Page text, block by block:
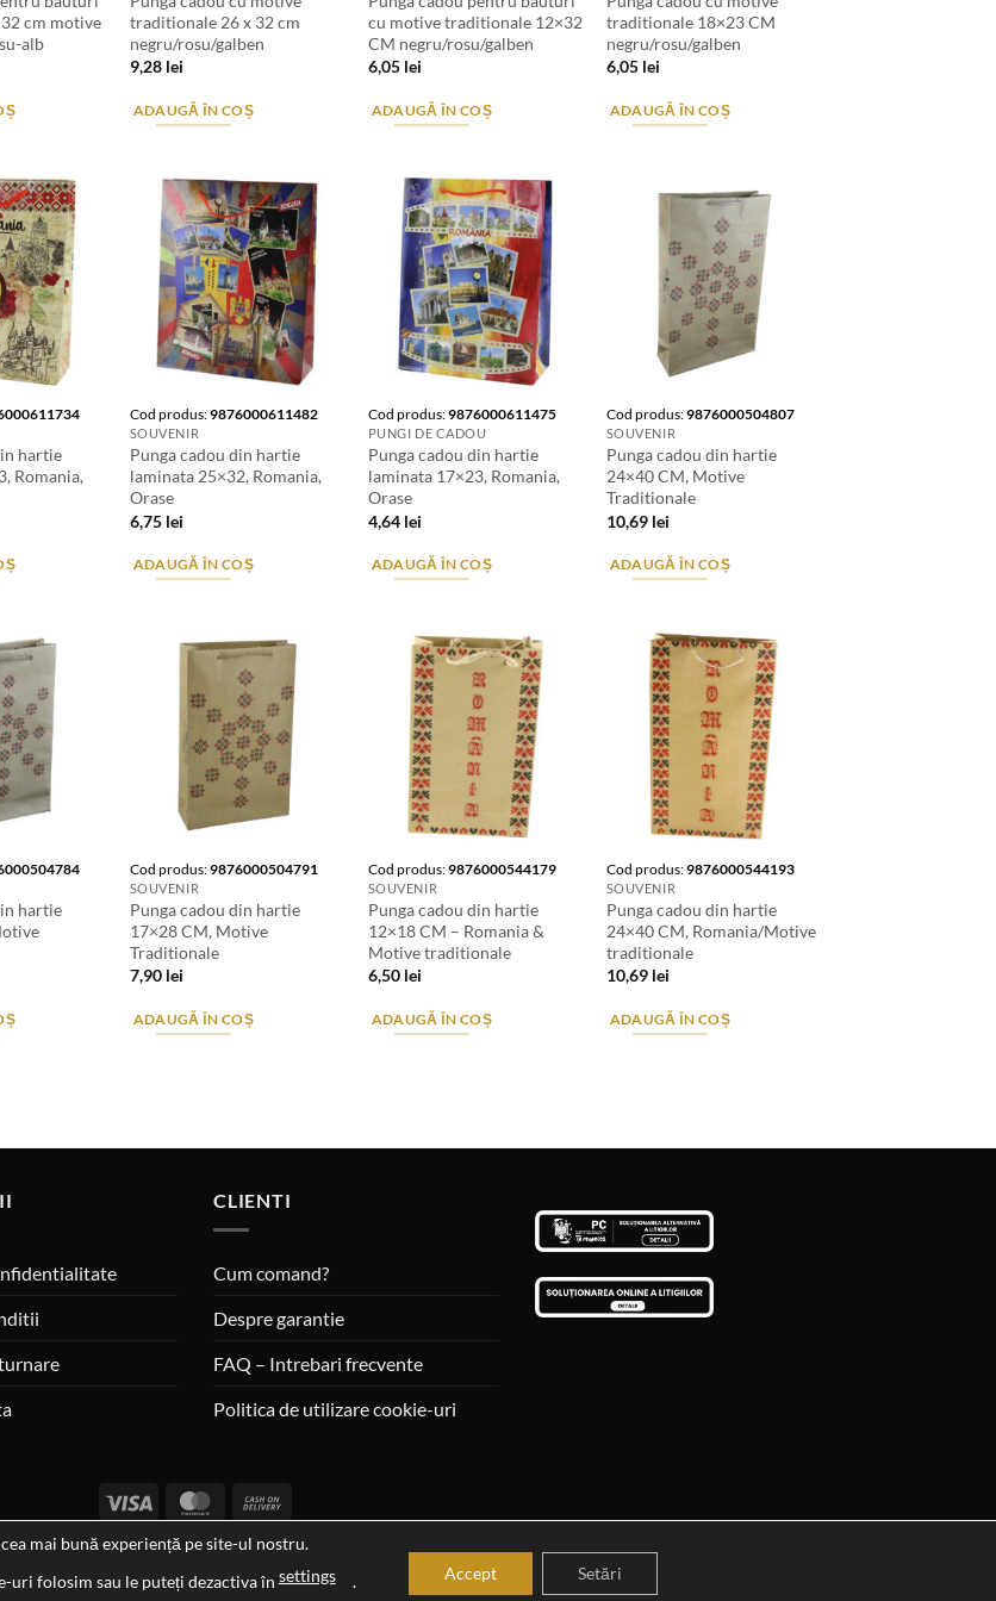
cm motive
alb
traditionale 26 x 32 cm
negru/rosu/galben
9,28 lei
ADAUGĂ ÎN COȘ
cu motive traditionale 12×32
CM negru/rosu/galben
6,05 lei
ADAUGĂ ÎN COȘ
traditionale 18×23 CM
negru/rosu/galben
6,05 lei
ADAUGĂ ÎN COȘ
hartie
Romania,
Cod produs:9876000611482
SOUVENIR
Punga cadou din hartie
laminata 25×32, Romania,
Orase
6,75 lei
ADAUGĂ ÎN COȘ
Cod produs:9876000611475
PUNGI DE CADOU
Punga cadou din hartie
laminata 17×23, Romania,
Orase
4,64 lei
ADAUGĂ ÎN COȘ
Cod produs:9876000504807
SOUVENIR
Punga cadou din hartie
24×40 CM, Motive
Traditionale
10,69 lei
ADAUGĂ ÎN COȘ
hartie
Cod produs:9876000504791
SOUVENIR
Punga cadou din hartie
17×28 CM, Motive
Traditionale
7,90 lei
ADAUGĂ ÎN COȘ
Cod produs:9876000544179
SOUVENIR
Punga cadou din hartie
12×18 CM – Romania &
Motive traditionale
6,50 lei
ADAUGĂ ÎN COȘ
Cod produs:9876000544193
SOUVENIR
Punga cadou din hartie
24×40 CM, Romania/Motive
traditionale
10,69 lei
ADAUGĂ ÎN COȘ
CLIENTI
Cum comand?
Despre garantie
FAQ – Intrebari frecvente
Politica de utilizare cookie-uri
Visa MasterCard
On
Delivery
actualizari al stocului si ale preturilor: 29-12-2023 06:45:56
2026 ©Cadouri IdealeToate drepturile rezervate.
mai bună experiență pe site-ul nostru.
uri folosim sau le puteți dezactiva însettings . Accept Setări